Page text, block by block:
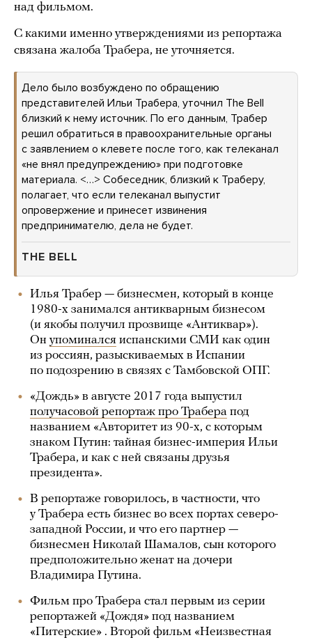
над фильмом.
С какими именно утверждениями из репортажа
связана жалоба Трабера, не уточняется.
Дело было возбуждено по обращению
представителей Ильи Трабера, уточнил The Bell
близкий к нему источник. По его данным, Трабер
решил обратиться в правоохранительные органы
с заявлением о клевете после того, как телеканал
«не внял предупреждению» при подготовке
материала. <…> Собеседник, близкий к Траберу,
полагает, что если телеканал выпустит
опровержение и принесет извинения
предпринимателю, дела не будет.
THE BELL
Илья Трабер — бизнесмен, который в конце
1980-х занимался антикварным бизнесом
(и якобы получил прозвище «Антиквар»).
Он упоминался испанскими СМИ как один
из россиян, разыскиваемых в Испании
по подозрению в связях с Тамбовской ОПГ.
«Дождь» в августе 2017 года выпустил
получасовой репортаж про Трабера под
названием «Авторитет из 90-х, с которым
знаком Путин: тайная бизнес-империя Ильи
Трабера, и как с ней связаны друзья
президента».
В репортаже говорилось, в частности, что
у Трабера есть бизнес во всех портах северо-
западной России, и что его партнер —
бизнесмен Николай Шамалов, сын которого
предположительно женат на дочери
Владимира Путина.
Фильм про Трабера стал первым из серии
репортажей «Дождя» под названием
«Питерские» . Второй фильм «Неизвестная